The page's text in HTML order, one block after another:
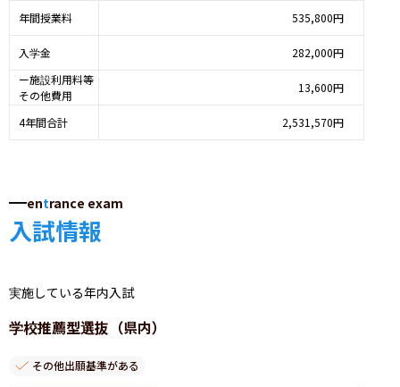
年間授業料 535,800円
入学金
282,000円
ー施設利用料等
その他費用
13,600円
4年間合計 2,531,570円
entrance exam
入試情報
実施している年内入試
学校推薦型選抜（県内）
その他出願基準がある